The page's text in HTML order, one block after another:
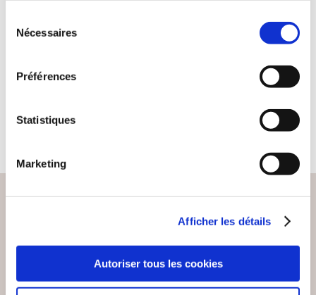
Nécessaires
Préférences
Statistiques
Marketing
Afficher les détails
Autoriser tous les cookies
TU N'ES PAS UNE
Inclassable